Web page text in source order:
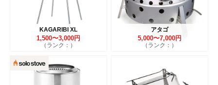
KAGARIBI XL
1,500〜3,000円
（ランク：）
アタゴ
5,000〜7,000円
（ランク：）